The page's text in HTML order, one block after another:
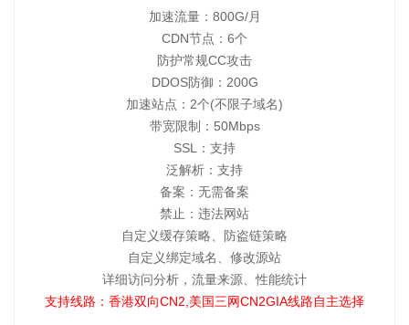
加速流量：800G/月
CDN节点：6个
防护常规CC攻击
DDOS防御：200G
加速站点：2个(不限子域名)
带宽限制：50Mbps
SSL：支持
泛解析：支持
备案：无需备案
禁止：违法网站
自定义缓存策略、防盗链策略
自定义绑定域名、修改源站
详细访问分析，流量来源、性能统计
支持线路：香港双向CN2,美国三网CN2GIA线路自主选择